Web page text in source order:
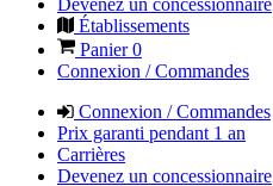
Devenez un concessionnaire
Établissements
Panier0
Connexion / Commandes
Connexion / Commandes
Prix garanti pendant 1 an
Carrières
Devenez un concessionnaire